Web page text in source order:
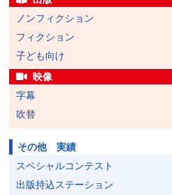
ノンフィクション
フィクション
子ども向け
映像
字幕
吹替
その他 実績
スペシャルコンテスト
出版持込ステーション